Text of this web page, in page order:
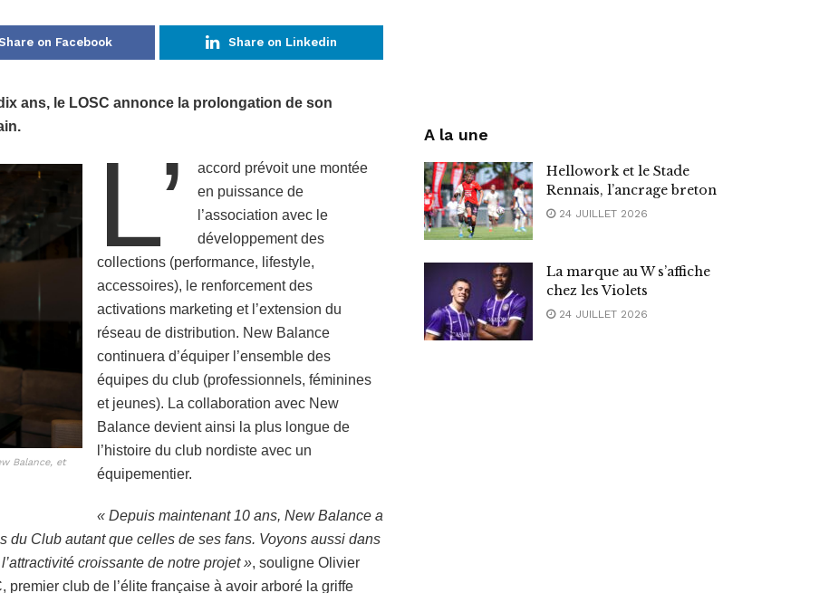
on Facebook Share on Linkedin
ans, le LOSC annonce la prolongation de son
Balance, et
L’
accord prévoit une montée
en puissance de
l’association avec le
développement des
collections (performance, lifestyle,
accessoires), le renforcement des
activations marketing et l’extension du
réseau de distribution. New Balance
continuera d’équiper l’ensemble des
équipes du club (professionnels, féminines
et jeunes). La collaboration avec New
Balance devient ainsi la plus longue de
l’histoire du club nordiste avec un
équipementier.
« Depuis maintenant 10 ans, New Balance a
du Club autant que celles de ses fans. Voyons aussi dans
croissante de notre projet », souligne Olivier
club de l’élite française à avoir arboré la griffe
A la une
Hellowork et le Stade
Rennais, l’ancrage breton
24 JUILLET 2026
La marque au W s’affiche
chez les Violets
24 JUILLET 2026